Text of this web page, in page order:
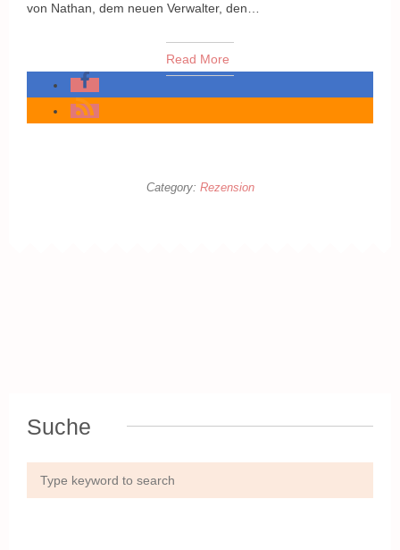
von Nathan, dem neuen Verwalter, den…
Read More
Category: Rezension
Suche